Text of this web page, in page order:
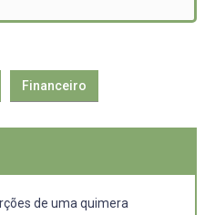
Financeiro
de uma quimera